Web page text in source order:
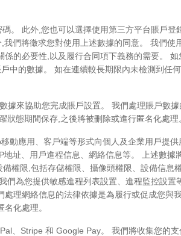
。 此外,您也可以選擇使用第三方平台賬戶登
們將徵求您對使用上述數據的同意。 我們使
的必要性,以及履行合同項下義務的需要。 如
中的數據。 如在連續較長期限內未檢測到任
據來協助您完成賬戶設置。 我們處理賬戶數據
態期間保存,之後將被刪除或進行匿名化處理
動應用、客戶端等形式向個人及企業用戶提供
址、用戶進程信息、網絡信息等。 上述數據
權限,包括存儲權限、攝像頭權限、設備信息權
們為您提供敏感進程列表設置、進程監控設置
理網絡信息的法律依據是為履行或促成您與
化處理。
、Stripe 和 Google Pay。 我們將收集您的支